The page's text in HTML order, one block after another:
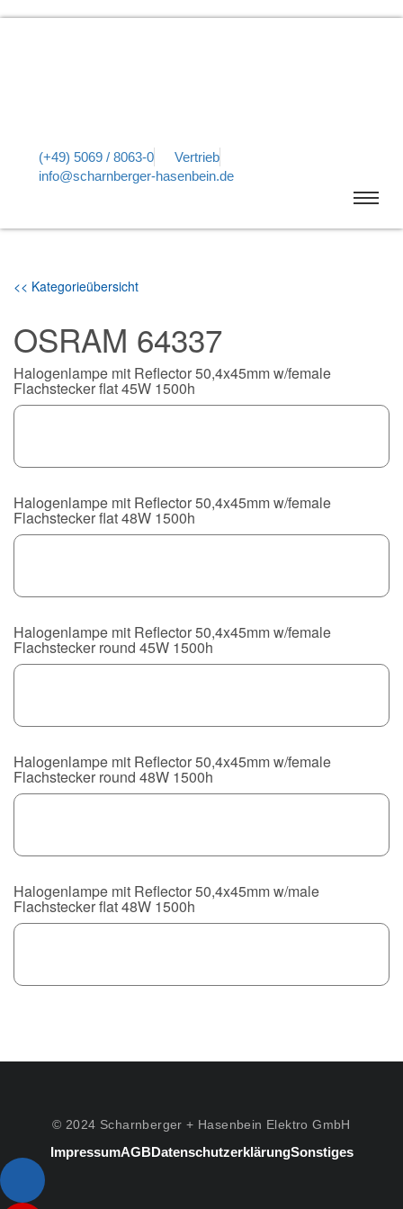
(+49) 5069 / 8063-0
Vertrieb
info@scharnberger-hasenbein.de
<< Kategorieübersicht
OSRAM 64337
Halogenlampe mit Reflector 50,4x45mm w/female
Flachstecker flat 45W 1500h
Halogenlampe mit Reflector 50,4x45mm w/female
Flachstecker flat 48W 1500h
Halogenlampe mit Reflector 50,4x45mm w/female
Flachstecker round 45W 1500h
Halogenlampe mit Reflector 50,4x45mm w/female
Flachstecker round 48W 1500h
Halogenlampe mit Reflector 50,4x45mm w/male
Flachstecker flat 48W 1500h
© 2024 Scharnberger + Hasenbein Elektro GmbH
ImpressumAGBDatenschutzerklärungSonstiges